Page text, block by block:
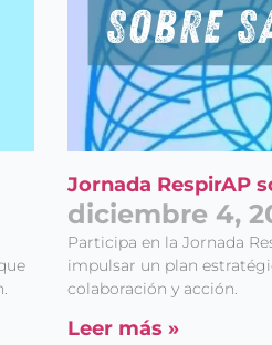
Jornada RespirAP
diciembre 4,
Participa en la Jornada
impulsar un plan
colaboración y acción.
Leer más »